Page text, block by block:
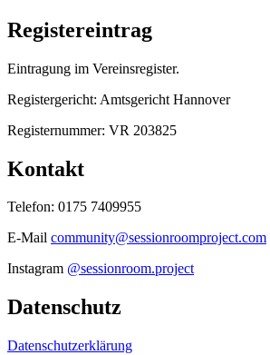
Registereintrag
Eintragung im Vereinsregister.
Registergericht: Amtsgericht Hannover
Registernummer: VR 203825
Kontakt
Telefon: 0175 7409955
E-Mail community@sessionroomproject.com
Instagram @sessionroom.project
Datenschutz
Datenschutzerklärung